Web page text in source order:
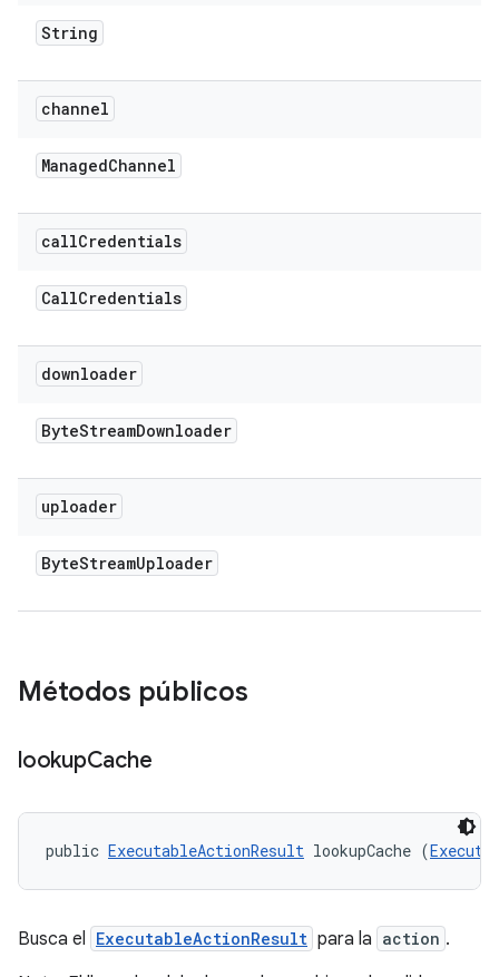
String
channel
ManagedChannel
callCredentials
CallCredentials
downloader
ByteStreamDownloader
uploader
ByteStreamUploader
Métodos públicos
lookupCache
public ExecutableActionResult lookupCache (
Busca el ExecutableActionResult para la action .